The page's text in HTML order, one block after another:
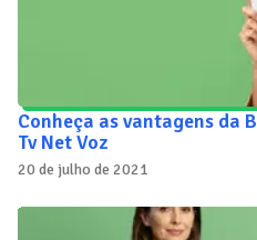
Conheça as vantagens da
Tv Net Voz
20 de julho de 2021